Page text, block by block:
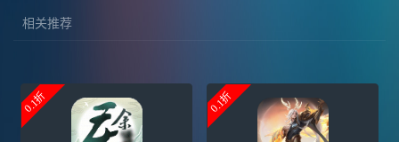
相关推荐
0.1折 0.1折